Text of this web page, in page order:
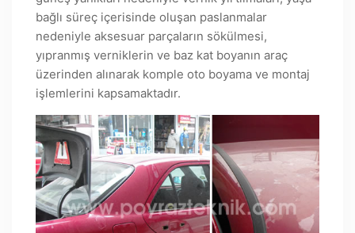
bağlı süreç içerisinde oluşan paslanmalar
nedeniyle aksesuar parçaların sökülmesi,
yıpranmış verniklerin ve baz kat boyanın araç
üzerinden alınarak komple oto boyama ve montaj
işlemlerini kapsamaktadır.